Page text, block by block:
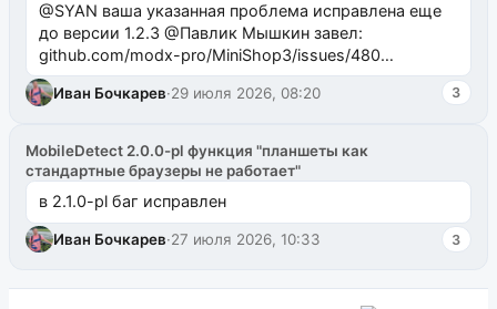
@SYAN ваша указанная проблема исправлена еще
до версии 1.2.3 @Павлик Мышкин завел:
github.com/modx-pro/MiniShop3/issues/480
github.com/modx-pro/MiniShop3/issues/481Исправим
в б...
Иван Бочкарев·29 июля 2026, 08:20 3
MobileDetect 2.0.0-pl функция "планшеты как
стандартные браузеры не работает"
в 2.1.0-pl баг исправлен
Иван Бочкарев·27 июля 2026, 10:33 3